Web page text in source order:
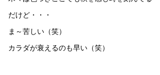
だけど・・・
ま～苦しい（笑）
カラダが衰えるのも早い（笑）